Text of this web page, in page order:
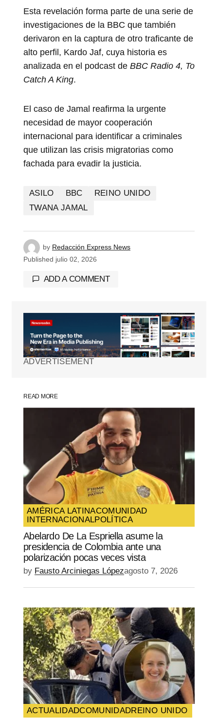
Esta revelación forma parte de una serie de
investigaciones de la BBC que también
derivaron en la captura de otro traficante de
alto perfil, Kardo Jaf, cuya historia es
analizada en el podcast de BBC Radio 4, To
Catch A King.
El caso de Jamal reafirma la urgente
necesidad de mayor cooperación
internacional para identificar a criminales
que utilizan las crisis migratorias como
fachada para evadir la justicia.
ASILO BBC
REINO UNIDO
TWANA JAMAL
by Redacción Express News
Published julio 02, 2026
ADD A COMMENT
Tu dirección de correo electrónico no será
Los campos obligatorios están
marcados con*
Your E-mail
Guarda mi nombre, correo electrónico y
web en este navegador para la próxima
vez que comente.
SUBMIT COMMENT
ADVERTISEMENT
READ MORE
AMÉRICA LATINACOMUNIDAD
INTERNACIONALPOLÍTICA
Abelardo De La Espriella asume la
presidencia de Colombia ante una
polarización pocas veces vista
by Fausto Arciniegas Lópezagosto 7, 2026
ACTUALIDADCOMUNIDADREINO UNIDO